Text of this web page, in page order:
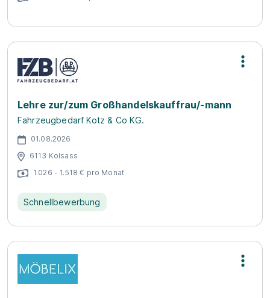
Lehre zur/zum Großhandelskauffrau/-mann
Fahrzeugbedarf Kotz & Co KG.
01.08.2026
6113 Kolsass
1.026 - 1.518 € pro Monat
Schnellbewerbung